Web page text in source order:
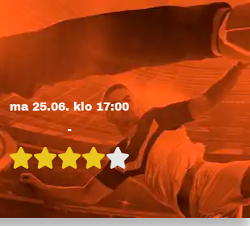
ma 25.06. klo 17:00
-